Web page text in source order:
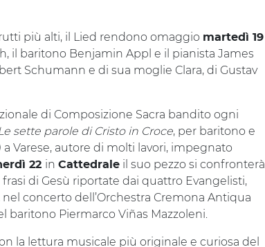
più alti, il Lied rendono omaggio martedì 19
il baritono Benjamin Appl e il pianista James
Schumann e di sua moglie Clara, di Gustav
di Composizione Sacra bandito ogni
sette parole di Cristo in Croce, per baritono e
Varese, autore di molti lavori, impegnato
22 in Cattedrale il suo pezzo si confronterà
di Gesù riportate dai quattro Evangelisti,
concerto dell’Orchestra Cremona Antiqua
baritono Piermarco Viñas Mazzoleni.
la lettura musicale più originale e curiosa del